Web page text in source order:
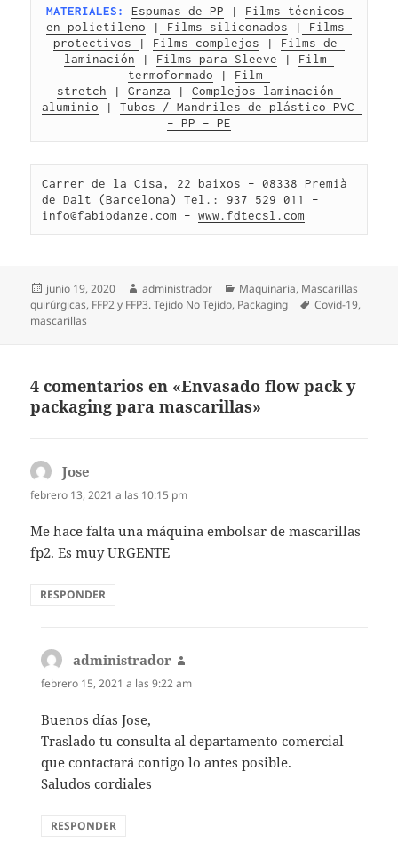
MATERIALES: Espumas de PP | Films técnicos
en polietileno | Films siliconados |
Films
protectivos
| Films complejos | Films de
laminación | Films para Sleeve | Film
termoformado | Film
stretch | Granza | Complejos laminación
aluminio | Tubos / Mandriles de plástico PVC
– PP – PE
Carrer de la Cisa, 22 baixos – 08338 Premià
de Dalt (Barcelona) Tel.: 937 529 011 –
info@fabiodanze.com – www.fdtecsl.com
Publicado
el
junio 19, 2020 Autor
administrador Categorías
Maquinaria, Mascarillas
quirúrgicas, FFP2 y FFP3. Tejido No Tejido, Packaging Etiquetas
Covid-19,
mascarillas
4 comentarios en «Envasado flow pack y
packaging para mascarillas»
Jose
febrero 13, 2021 a las 10:15 pm
Me hace falta una máquina embolsar de mascarillas
fp2. Es muy URGENTE
RESPONDER
administrador
febrero 15, 2021 a las 9:22 am
Buenos días Jose,
Traslado tu consulta al departamento comercial
que contactará contigo lo antes posible.
Saludos cordiales
RESPONDER